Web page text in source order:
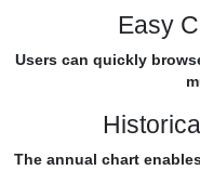
Easy
Users can quickly
The annual chart